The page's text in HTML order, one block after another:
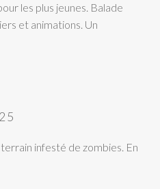
les plus jeunes. Balade
et animations. Un
infesté de zombies. En